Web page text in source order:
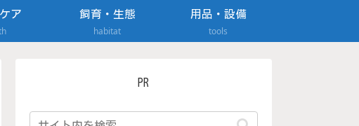
ア 飼育・生態
habitat
用品・設備
tools
PR